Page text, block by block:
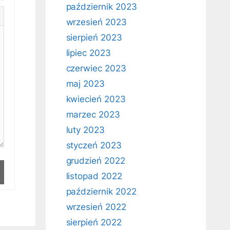
październik 2023
wrzesień 2023
sierpień 2023
lipiec 2023
czerwiec 2023
maj 2023
kwiecień 2023
marzec 2023
luty 2023
styczeń 2023
grudzień 2022
listopad 2022
październik 2022
wrzesień 2022
sierpień 2022